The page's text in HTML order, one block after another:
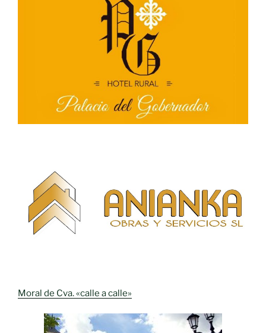
Moral de Cva. «calle a calle»